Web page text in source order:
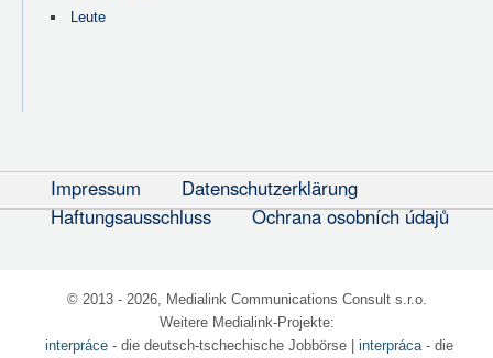
Leute
Impressum
Datenschutzerklärung
Haftungsausschluss
Ochrana osobních údajů
© 2013 - 2026, Medialink Communications Consult s.r.o.
Weitere Medialink-Projekte:
interpráce- die deutsch-tschechische Jobbörse| interpráca- die